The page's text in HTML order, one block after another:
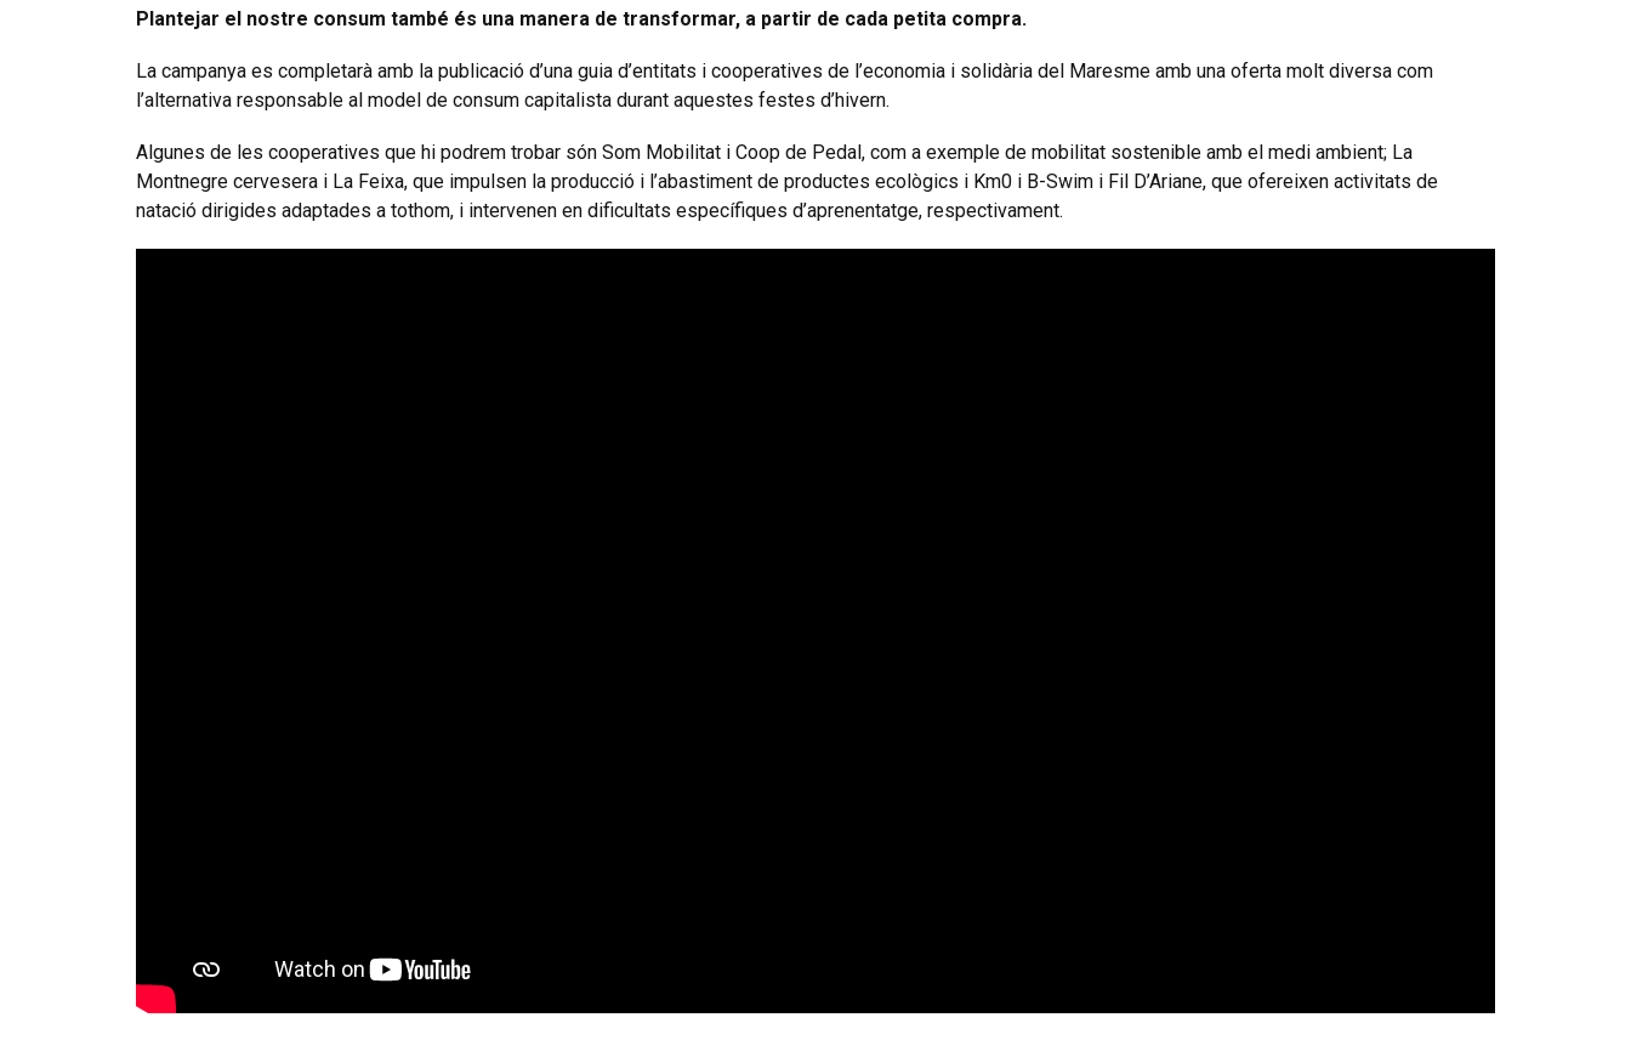
Plantejar el nostre consum també és una manera de transformar, a partir de cada petita compra.
La campanya es completarà amb la publicació d’una guia d’entitats i cooperatives de l’economia i solidària del Maresme amb una oferta molt diversa com
l’alternativa responsable al model de consum capitalista durant aquestes festes d’hivern.
Algunes de les cooperatives que hi podrem trobar són Som Mobilitat i Coop de Pedal, com a exemple de mobilitat sostenible amb el medi ambient; La
Montnegre cervesera i La Feixa, que impulsen la producció i l’abastiment de productes ecològics i Km0 i B-Swim i Fil D’Ariane, que ofereixen activitats de
natació dirigides adaptades a tothom, i intervenen en dificultats específiques d’aprenentatge, respectivament.